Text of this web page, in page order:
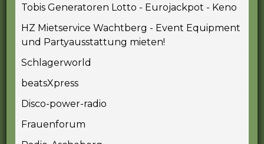
Tobis Generatoren Lotto - Eurojackpot - Keno
HZ Mietservice Wachtberg - Event Equipment
und Partyausstattung mieten!
Schlagerworld
beatsXpress
Disco-power-radio
Frauenforum